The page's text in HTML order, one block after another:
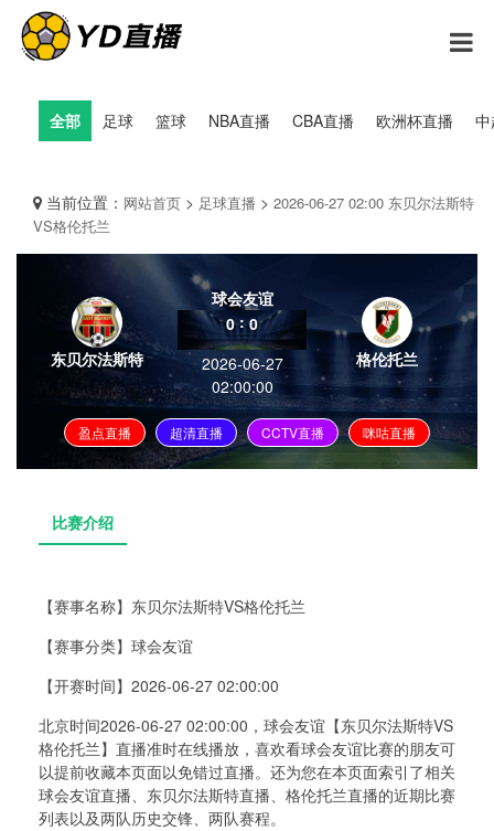
全部 足球 篮球 NBA直播 CBA直播 欧洲杯直播
当前位置： 网站首页 > 足球直播 > 2026-06-27 02:00 东贝尔法斯特
VS格伦托兰
东贝尔法斯特
球会友谊
0:0
2026-06-27
02:00:00
格伦托兰
盈点直播 超清直播 CCTV直播 咪咕直播
比赛介绍
【赛事名称】 东贝尔法斯特VS格伦托兰
【赛事分类】 球会友谊
【开赛时间】 2026-06-27 02:00:00
北京时间2026-06-27 02:00:00，球会友谊【东贝尔法斯特VS
格伦托兰】直播准时在线播放，喜欢看球会友谊比赛的朋友可
以提前收藏本页面以免错过直播。还为您在本页面索引了相关
球会友谊直播、东贝尔法斯特直播、格伦托兰直播的近期比赛
列表以及两队历史交锋、两队赛程。